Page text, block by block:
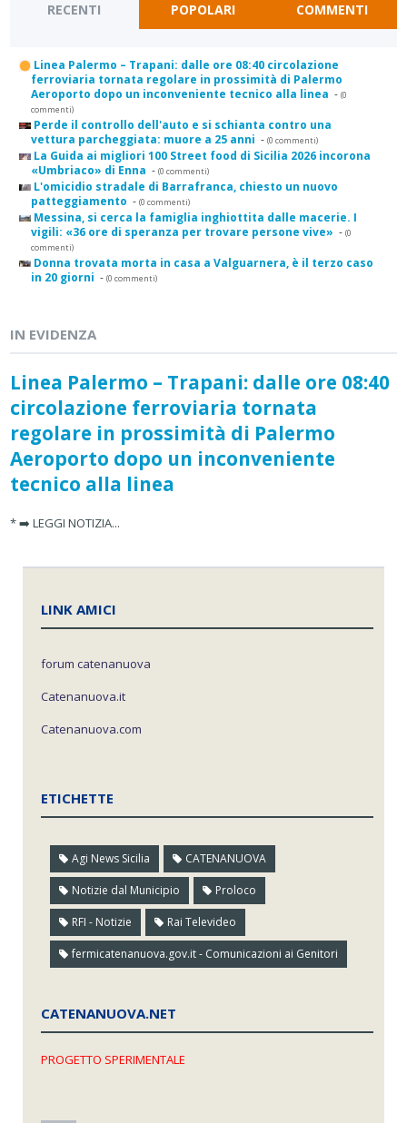
RECENTI POPOLARI COMMENTI
Linea Palermo – Trapani: dalle ore 08:40 circolazione
ferroviaria tornata regolare in prossimità di Palermo
Aeroporto dopo un inconveniente tecnico alla linea - (0
commenti)
Perde il controllo dell'auto e si schianta contro una
vettura parcheggiata: muore a 25 anni - (0 commenti)
La Guida ai migliori 100 Street food di Sicilia 2026 incorona
«Umbriaco» di Enna - (0 commenti)
L'omicidio stradale di Barrafranca, chiesto un nuovo
patteggiamento - (0 commenti)
Messina, si cerca la famiglia inghiottita dalle macerie. I
vigili: «36 ore di speranza per trovare persone vive» - (0
commenti)
Donna trovata morta in casa a Valguarnera, è il terzo caso
in 20 giorni - (0 commenti)
IN EVIDENZA
Linea Palermo – Trapani: dalle ore 08:40
circolazione ferroviaria tornata
regolare in prossimità di Palermo
Aeroporto dopo un inconveniente
tecnico alla linea
* ➡️ LEGGI NOTIZIA...
LINK AMICI
forum catenanuova
Catenanuova.it
Catenanuova.com
ETICHETTE
Agi News Sicilia CATENANUOVA
Notizie dal Municipio Proloco
RFI - Notizie Rai Televideo
fermicatenanuova.gov.it - Comunicazioni ai Genitori
CATENANUOVA.NET
PROGETTO SPERIMENTALE